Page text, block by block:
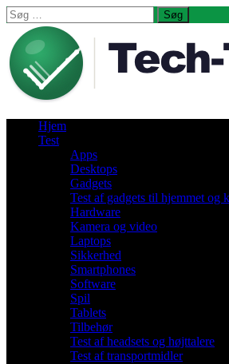
Søg
efter:
Hjem
Test
Apps
Desktops
Gadgets
Test af gadgets til hjemmet og
Hardware
Kamera og video
Laptops
Sikkerhed
Smartphones
Software
Spil
Tablets
Tilbehør
Test af headsets og højttalere
Test af transportmidler